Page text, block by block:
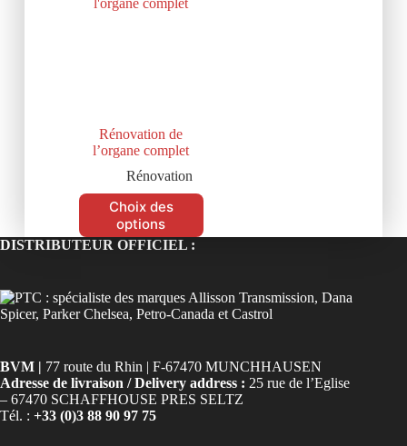
Rénovation de
l’organe complet
Rénovation
Choix des
options
DISTRIBUTEUR OFFICIEL :
BVM | 77 route du Rhin | F-67470 MUNCHHAUSEN
Adresse de livraison / Delivery address : 25 rue de l’Eglise
– 67470 SCHAFFHOUSE PRES SELTZ
Tél. : +33 (0)3 88 90 97 75